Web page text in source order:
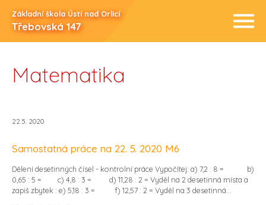
Základní škola Ústí nad Orlicí
Třebovská 147
Matematika
22.5. 2020
Samostatná práce na 22. 5. 2020 M6
Dělení desetinných čísel - kontrolní práce Vypočítej: a) 7,2 : 8 = b)
0,65 : 5 = c) 4,8 : 3 = d) 11,28 : 2 = Vyděl na 2 desetinná místa a
zapiš zbytek : e) 5,18 : 3 = f) 12,57 : 2 = Vyděl na 3 desetinná...